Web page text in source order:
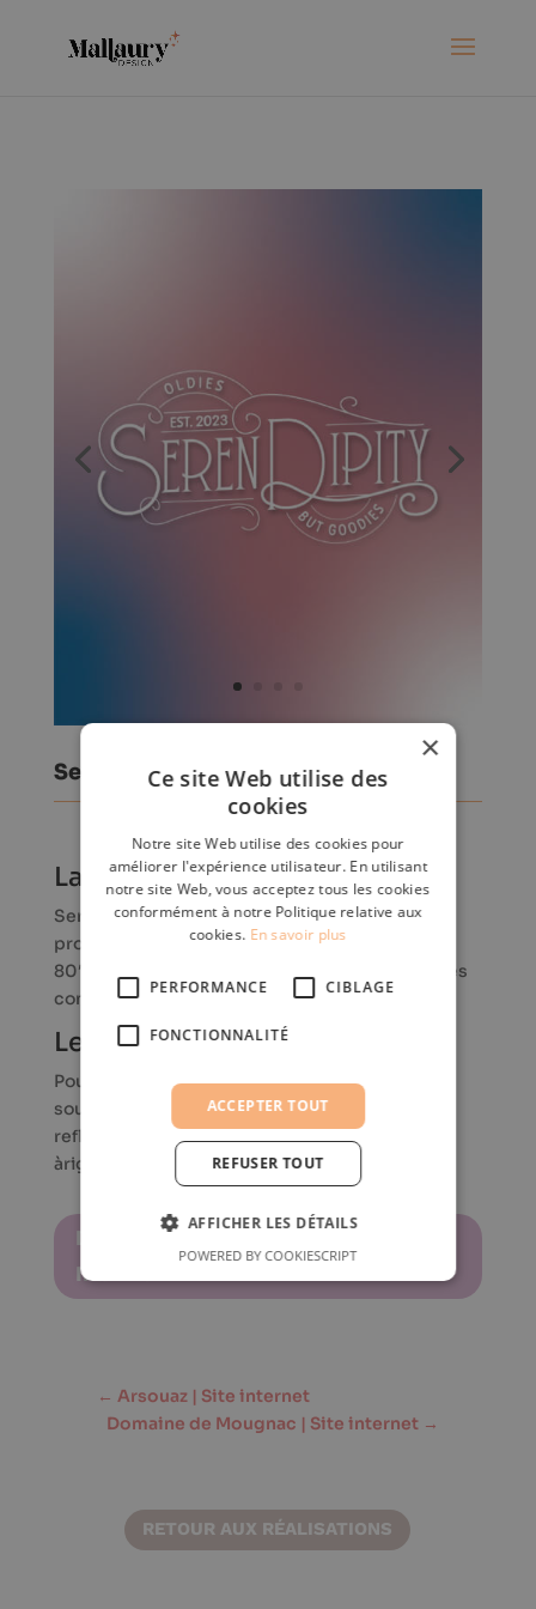
Serendipity | Identité visuelle
La cliente
Serendipityest un concept store avec des
produits inspirés de la pop culture des années
80′ 90′ 2000′, avec des
références considérées
comme classiques &intemporelles!
Le contexte
Pour le lancement de son activité, Karen
souhaitait une identité visuelle complète qui
reflète les valeurs qu’elle veut transmettre :
àriginalité, créativité, humour et nostalgie.
DÉCOUVRIR LE COMPTE
INSTAGRAM
← Arsouaz | Site internet
Domaine de Mougnac | Site internet →
RETOUR AUX RÉALISATIONS
×
Ce site Web utilise des
cookies
Notre site Web utilise des cookies pour
améliorer l'expérience utilisateur. En utilisant
notre site Web, vous acceptez tous les cookies
conformément à notre Politique relative aux
cookies. En savoir plus
PERFORMANCE CIBLAGE
FONCTIONNALITÉ
ACCEPTER TOUT
REFUSER TOUT
AFFICHER LES DÉTAILS
POWERED BY COOKIESCRIPT